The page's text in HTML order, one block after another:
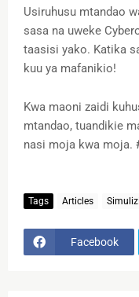
Usiruhusu mtandao
sasa na uweke
taasisi yako. Katika
kuu ya mafanikio!
Kwa maoni zaidi
mtandao, tuandikie
nasi moja kwa moja.
Tags Articles Simulizi
Facebook